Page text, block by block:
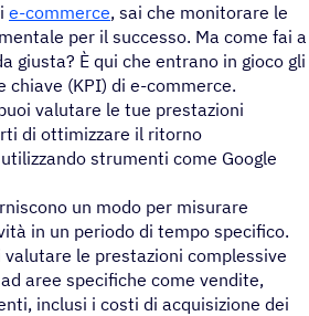
e-commerce, sai che monitorare le
per il successo. Ma come fai a
giusta? È qui che entrano in gioco gli
chiave (KPI) di e-commerce.
valutare le tue prestazioni
di ottimizzare il ritorno
strumenti come Google
un modo per misurare
in un periodo di tempo specifico.
le prestazioni complessive
aree specifiche come vendite,
inclusi i costi di acquisizione dei